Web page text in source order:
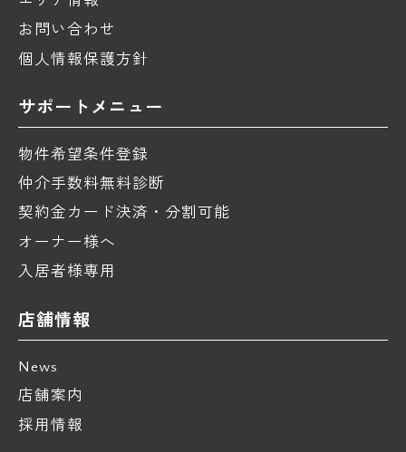
お問い合わせ
個人情報保護方針
サポートメニュー
物件希望条件登録
仲介手数料無料診断
契約金カード決済・分割可能
オーナー様へ
入居者様専用
店舗情報
News
店舗案内
採用情報